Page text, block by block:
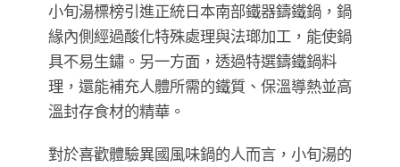
小旬湯標榜引進正統日本南部鐵器鑄鐵鍋，鍋
緣內側經過酸化特殊處理與法瑯加工，能使鍋
具不易生鏽。另一方面，透過特選鑄鐵鍋料
理，還能補充人體所需的鐵質、保溫導熱並高
溫封存食材的精華。
對於喜歡體驗異國風味鍋的人而言，小旬湯的